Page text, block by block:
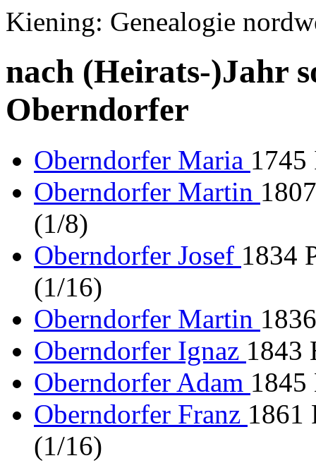
Kiening: Genealogie
nach (Heirats-)Jahr
Oberndorfer
Oberndorfer Maria 1745
Oberndorfer Martin
(1/8)
Oberndorfer Josef 1834
(1/16)
Oberndorfer Martin
Oberndorfer Ignaz 1843
Oberndorfer Adam 1845
Oberndorfer Franz 1861
(1/16)